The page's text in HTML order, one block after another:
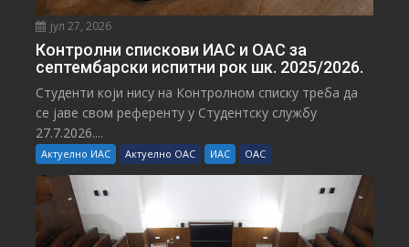
јул 27, 2026
Контролни спискови ИАС и ОАС за
септембарски испитни рок шк. 2025/2026.
Студенти који нису на Контролном списку треба да
се јаве свом референту у Студентску службу
27.7.2026....
Актуелно ИАС Актуелно ОАС ИАС ОАС